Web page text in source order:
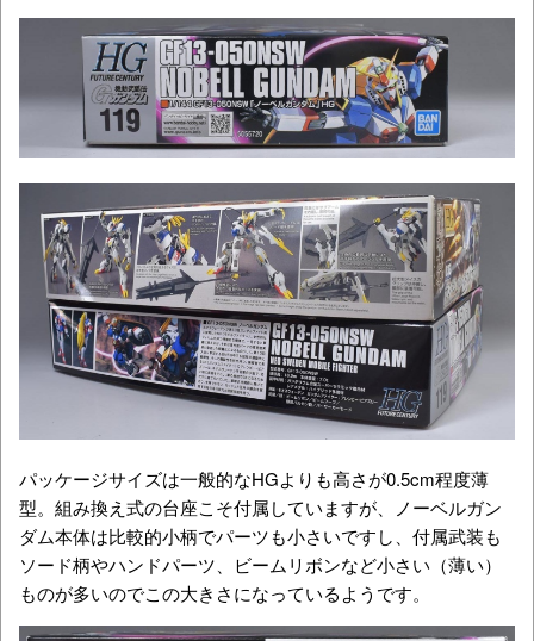
パッケージサイズは一般的なHGよりも高さが0.5cm程度薄
型。組み換え式の台座こそ付属していますが、ノーベルガン
ダム本体は比較的小柄でパーツも小さいですし、付属武装も
ソード柄やハンドパーツ、ビームリボンなど小さい（薄い）
ものが多いのでこの大きさになっているようです。